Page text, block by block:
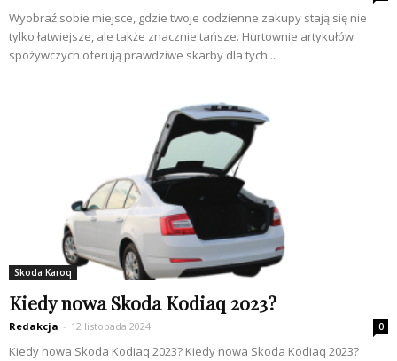
Wyobraź sobie miejsce, gdzie twoje codzienne zakupy stają się nie
tylko łatwiejsze, ale także znacznie tańsze. Hurtownie artykułów
spożywczych oferują prawdziwe skarby dla tych...
Skoda Karoq
Kiedy nowa Skoda Kodiaq 2023?
Redakcja - 12 listopada 2024 0
Kiedy nowa Skoda Kodiaq 2023? Kiedy nowa Skoda Kodiaq 2023?